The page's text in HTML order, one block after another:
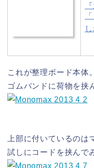
これが整理ボード本体。
ゴムバンドに荷物を挟
上部に付いているのは
試しにコードを挟んで